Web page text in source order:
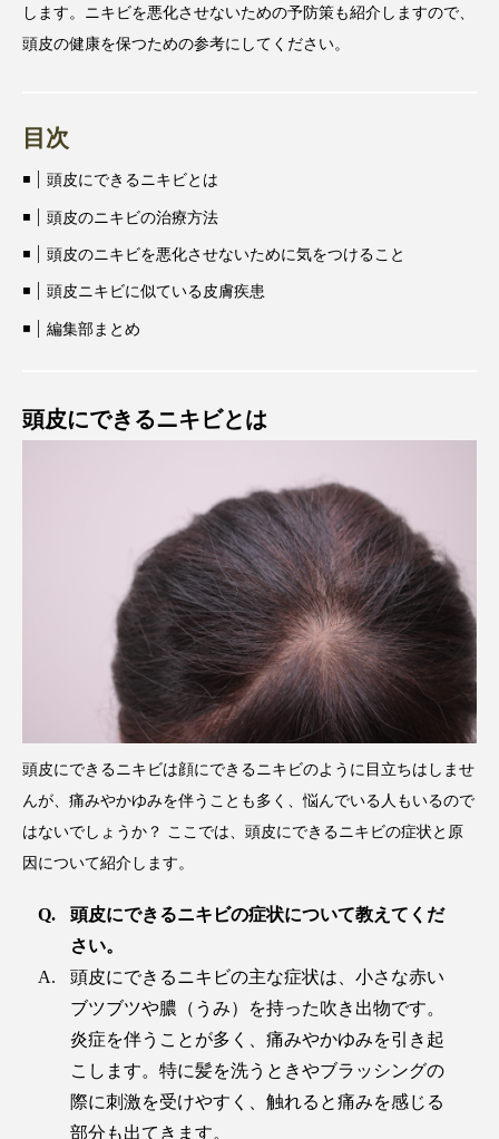
します。ニキビを悪化させないための予防策も紹介しますので、
頭皮の健康を保つための参考にしてください。
目次
頭皮にできるニキビとは
頭皮のニキビの治療方法
頭皮のニキビを悪化させないために気をつけること
頭皮ニキビに似ている皮膚疾患
編集部まとめ
頭皮にできるニキビとは
頭皮にできるニキビは顔にできるニキビのように目立ちはしませ
んが、痛みやかゆみを伴うことも多く、悩んでいる人もいるので
はないでしょうか？ ここでは、頭皮にできるニキビの症状と原
因について紹介します。
頭皮にできるニキビの症状について教えてくだ
さい。
頭皮にできるニキビの主な症状は、小さな赤い
ブツブツや膿（うみ）を持った吹き出物です。
炎症を伴うことが多く、痛みやかゆみを引き起
こします。特に髪を洗うときやブラッシングの
際に刺激を受けやすく、触れると痛みを感じる
部分も出てきます。